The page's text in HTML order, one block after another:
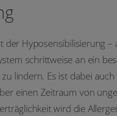
Hyposensibilisierung
schrittweise an ein
lindern. Es ist dabei
einen Zeitraum von
wird die